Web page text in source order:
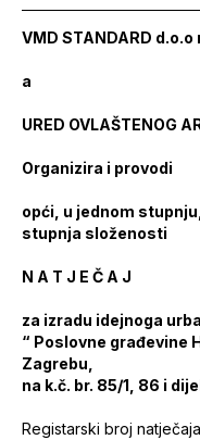
VMD STANDARD d.o.o
a
URED OVLAŠTENOG
Organizira i provodi
opći, u jednom
stupnja složenosti
N A T J E Č A J
za izradu idejnoga
“ Poslovne građevine
Zagrebu,
na k.č. br. 85/1, 86 i
Registarski broj natječaja